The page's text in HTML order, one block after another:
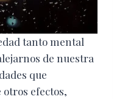
tanto mental
de nuestra
que
efectos,